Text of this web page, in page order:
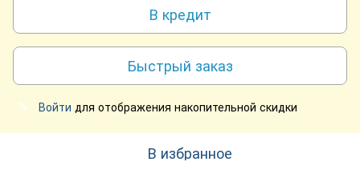
В кредит
Быстрый заказ
% Войти для отображения накопительной скидки
В избранное